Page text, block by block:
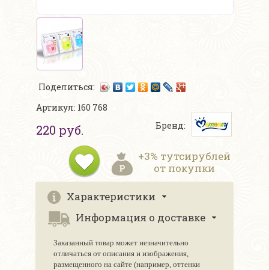
Поделиться:
Артикул: 160 768
220 руб. Бренд:
+3% тутсирублей
от покупки
Характеристики
Информация о доставке
Заказанный товар может незначительно
отличаться от описания и изображения,
размещенного на сайте (например, оттенки